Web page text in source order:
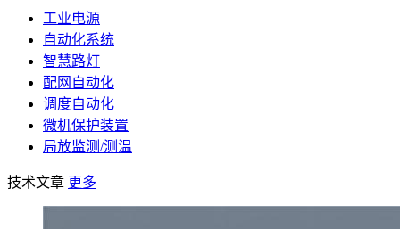
工业电源
自动化系统
智慧路灯
配网自动化
调度自动化
微机保护装置
局放监测/测温
技术文章 更多